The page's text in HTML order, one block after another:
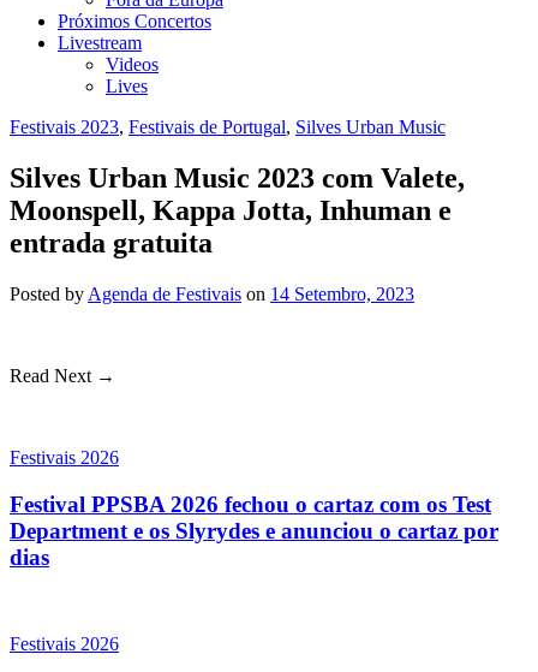
Próximos Concertos
Livestream
Videos
Lives
Festivais 2023, Festivais de Portugal, Silves Urban Music
Silves Urban Music 2023 com Valete,
Moonspell, Kappa Jotta, Inhuman e
entrada gratuita
Posted by Agenda de Festivais on 14 Setembro, 2023
Read Next →
Festivais 2026
Festival PPSBA 2026 fechou o cartaz com os Test
Department e os Slyrydes e anunciou o cartaz por
dias
Festivais 2026